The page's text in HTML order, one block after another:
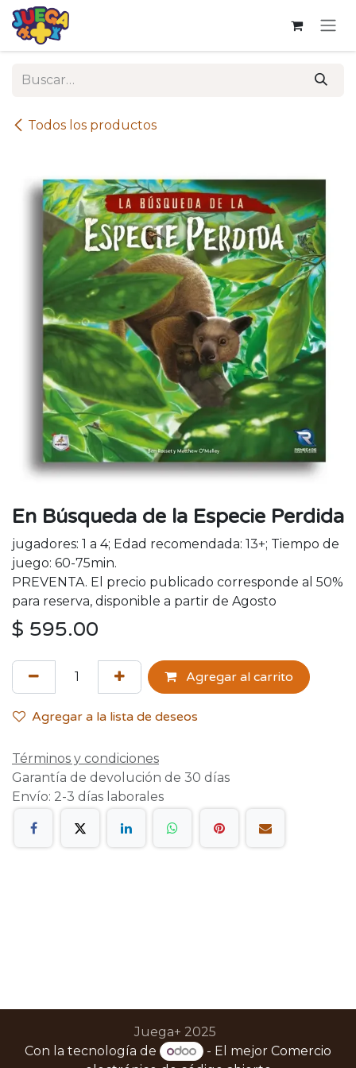
Ir al contenido
Todos los productos
En Búsqueda de la Especie Perdida
jugadores: 1 a 4; Edad recomendada: 13+; Tiempo de
juego: 60-75min.
PREVENTA. El precio publicado corresponde al 50%
para reserva, disponible a partir de Agosto
$ 595.00
Agregar al carrito
Agregar a la lista de deseos
Términos y condiciones
Garantía de devolución de 30 días
Envío: 2-3 días laborales
Juega+ 2025
Con la tecnología de
- El mejor Comercio